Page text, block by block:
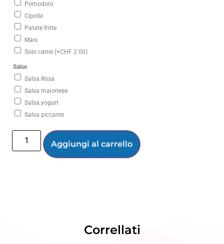
Pomodoro
Cipolle
Patate fritte
Mais
Solo carne (+CHF 2.00)
Salse
Salsa Rosa
Salsa maionese
Salsa yogurt
Salsa piccante
Aggiungi al carrello
Correllati